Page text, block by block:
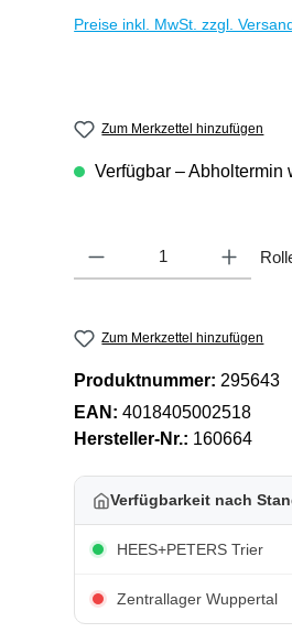
Preise inkl. MwSt. zzgl.
Zum Merkzettel hinzufügen
Verfügbar –
Zum Merkzettel hinzufügen
Produktnummer: 295643
EAN:4018405002518
Hersteller-Nr.: 160664
Verfügbarkeit nach
HEES+PETERS Trier
Zentrallager Wuppertal